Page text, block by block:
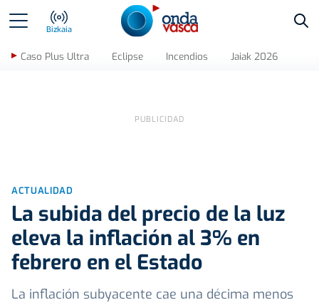
Bizkaia
Caso Plus Ultra Eclipse Incendios Jaiak 2026
ACTUALIDAD
La subida del precio de la luz
eleva la inflación al 3% en
febrero en el Estado
La inflación subyacente cae una décima menos